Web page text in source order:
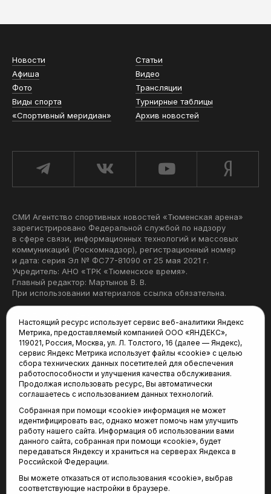
Новости
Статьи
Афиша
Видео
Фото
Трансляции
Виды спорта
Турнирные таблицы
«Спортивный меридиан»
Архив новостей
СМИ Агентство спортивных новостей «Тюменская арена»
зарегистрировано Федеральной службой по надзору
в сфере связи, информационных технологий и массовых
коммуникаций (Роскомнадзор), регистрационный номер
и дата: серия Эл № ФС77-81090 от 25 мая 2021 г.
Учредитель: АНО «ТРК «Тюменское время».
Главный редактор: Мартынов В. В.
При использовании материалов ссылка обязательна.
Редакция:
625035, Тюмень, пр. Геологоразведчиков, 28А
(3452) 68-22-28
tum-arena@mail.ru
Отдел продаж:
(3452) 68-89-78
kotovaev@sibinformburo.ru
Настоящий ресурс использует сервис веб-аналитики Яндекс
Метрика, предоставляемый компанией ООО «ЯНДЕКС»,
119021, Россия, Москва, ул. Л. Толстого, 16 (далее — Яндекс),
сервис Яндекс Метрика использует файлы «cookie» с целью
сбора технических данных посетителей для обеспечения
работоспособности и улучшения качества обслуживания.
Продолжая использовать ресурс, Вы автоматически
соглашаетесь с использованием данных технологий.
Собранная при помощи «cookie» информация не может
идентифицировать вас, однако может помочь нам улучшить
работу нашего сайта. Информация об использовании вами
данного сайта, собранная при помощи «cookie», будет
передаваться Яндексу и храниться на серверах Яндекса в
Российской Федерации.
Вы можете отказаться от использования «cookie», выбрав
соответствующие настройки в браузере.